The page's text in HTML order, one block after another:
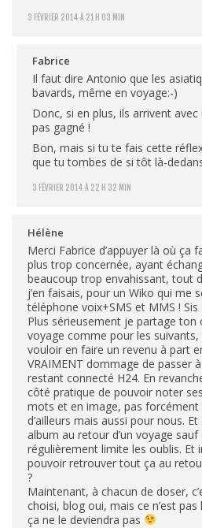
3 FÉVRIER 2014 À 21 H 03 MIN
Fabrice
3 FÉVRIER 2014 À 22 H 32 MIN
Il faut dire Antonio que les
bavards, même en voyage:-)
Donc, si en plus, ils arrivent
pas gagné !
Bon, mais si tu te fais cette
que tu tombes de si tôt là-
Hélène
Merci Fabrice d’appuyer là où ça
plus trop concernée, ayant
beaucoup trop envahissant, tout
j’en faisais, pour un Wiko qui me
téléphone voix+SMS et MMS ! Sis
Plus sérieusement je partage
voyage comme pour les
vouloir en faire un revenu à part
VRAIMENT dommage de passer
restant connecté H24. En
côté pratique de pouvoir noter
mots et en image, pas forcément
d’ailleurs mais aussi pour nous.
album au retour d’un voyage sauf
régulièrement limite les oublis. Et
pouvoir retrouver tout ça au
?
Maintenant, à chacun de doser,
choisi, blog oui, mais ce n’est
ça ne le deviendra pas